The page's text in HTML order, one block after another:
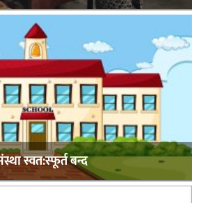
स्वत:स्फूर्त बन्द